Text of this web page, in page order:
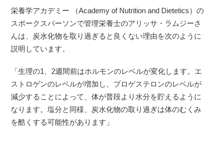
栄養学アカデミー （Academy of Nutrition and Dietetics）の
スポークスパーソンで管理栄養士のアリッサ・ラムジーさ
んは、炭水化物を取り過ぎると良くない理由を次のように
説明しています。
「生理の1、2週間前はホルモンのレベルが変化します。エ
ストロゲンのレベルが増加し、プロゲステロンのレベルが
減少することによって、体が普段より水分を貯えるように
なります。塩分と同様、炭水化物の取り過ぎは体のむくみ
を酷くする可能性があります」